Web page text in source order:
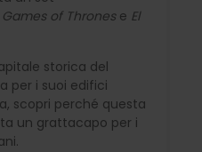
Games of Thronese El
storica del
per i suoi edifici
scopri perché questa
un grattacapo per i